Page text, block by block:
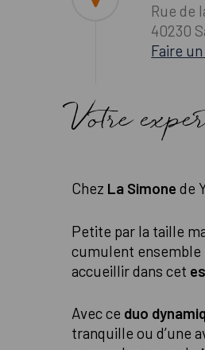
Rue de
40230
Faire
Votre
Chez La Simone de
Petite par la taille
cumulent ensemble
accueillir dans cet
Avec ce duo
tranquille ou d’une